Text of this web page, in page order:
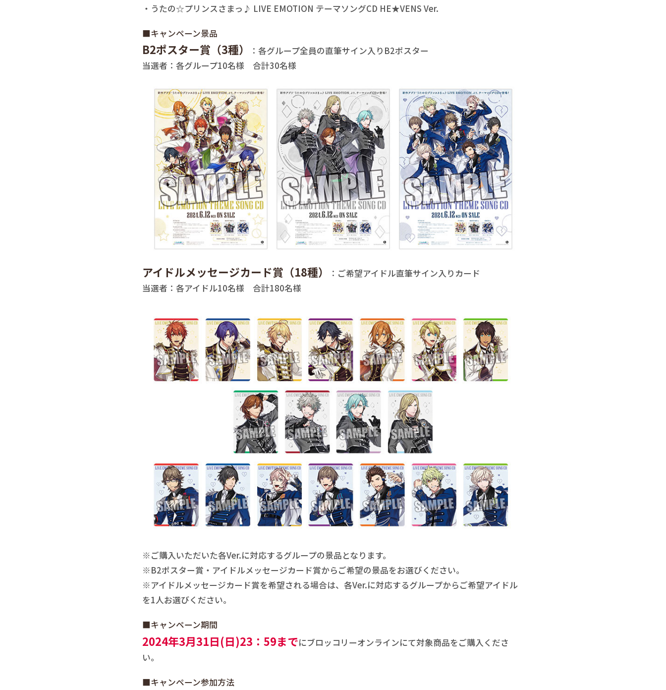
・うたの☆プリンスさまっ♪ LIVE EMOTION テーマソングCD HE★VENS Ver.
■キャンペーン景品
B2ポスター賞（3種）
：各グループ全員の直筆サイン入りB2ポスター
当選者：各グループ10名様 合計30名様
アイドルメッセージカード賞（18種）
：ご希望アイドル直筆サイン入りカード
当選者：各アイドル10名様 合計180名様
※ご購入いただいた各Ver.に対応するグループの景品となります。
※B2ポスター賞・アイドルメッセージカード賞からご希望の景品をお選びください。
※アイドルメッセージカード賞を希望される場合は、各Ver.に対応するグループからご希望アイドル
を1人お選びください。
■キャンペーン期間
2024年3月31日(日)23：59までにブロッコリーオンラインにて対象商品をご購入くださ
い。
■キャンペーン参加方法